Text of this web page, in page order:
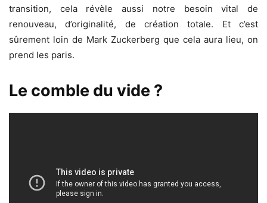
transition, cela révèle aussi notre besoin vital de
renouveau, d’originalité, de création totale. Et c’est
sûrement loin de Mark Zuckerberg que cela aura lieu, on
prend les paris.
Le comble du vide ?